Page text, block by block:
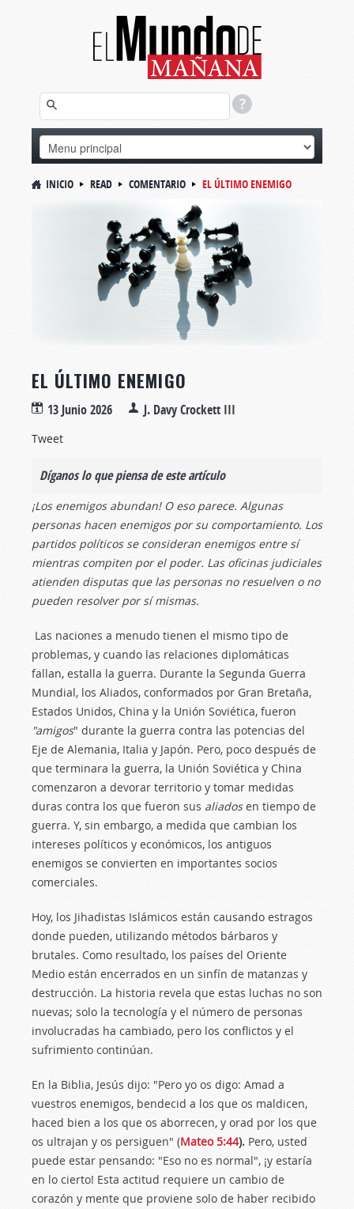
INICIO READ COMENTARIO EL ÚLTIMO ENEMIGO
EL ÚLTIMO ENEMIGO
13 Junio 2026 J. Davy Crockett III
Tweet
Díganos lo que piensa de este artículo
¡Los enemigos abundan! O eso parece. Algunas
personas hacen enemigos por su comportamiento. Los
partidos políticos se consideran enemigos entre sí
mientras compiten por el poder. Las oficinas judiciales
atienden disputas que las personas no resuelven o no
pueden resolver por sí mismas.
Las naciones a menudo tienen el mismo tipo de
problemas, y cuando las relaciones diplomáticas
fallan, estalla la guerra. Durante la Segunda Guerra
Mundial, los Aliados, conformados por Gran Bretaña,
Estados Unidos, China y la Unión Soviética, fueron
"amigos" durante la guerra contra las potencias del
Eje de Alemania, Italia y Japón. Pero, poco después de
que terminara la guerra, la Unión Soviética y China
comenzaron a devorar territorio y tomar medidas
duras contra los que fueron sus aliadosen tiempo de
guerra. Y, sin embargo, a medida que cambian los
intereses políticos y económicos, los antiguos
enemigos se convierten en importantes socios
comerciales.
Hoy, los Jihadistas Islámicos están causando estragos
donde pueden, utilizando métodos bárbaros y
brutales. Como resultado, los países del Oriente
Medio están encerrados en un sinfín de matanzas y
destrucción. La historia revela que estas luchas no son
nuevas; solo la tecnología y el número de personas
involucradas ha cambiado, pero los conflictos y el
sufrimiento continúan.
En la Biblia, Jesús dijo: "Pero yo os digo: Amad a
vuestros enemigos, bendecid a los que os maldicen,
haced bien a los que os aborrecen, y orad por los que
os ultrajan y os persiguen" (Mateo 5:44). Pero, usted
puede estar pensando: "Eso no es normal", ¡y estaría
en lo cierto! Esta actitud requiere un cambio de
corazón y mente que proviene solo de haber recibido